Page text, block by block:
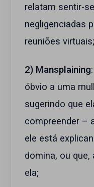
relatam sentir-
negligenciadas
reuniões virtuais;
2) Mansplaining
óbvio a uma
sugerindo que
compreender –
ele está
domina, ou
ela;